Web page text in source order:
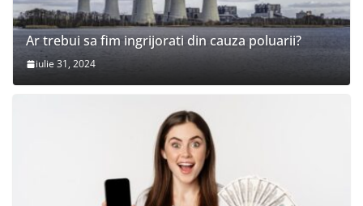
Ar trebui sa fim ingrijorati din cauza poluarii?
iulie 31, 2024